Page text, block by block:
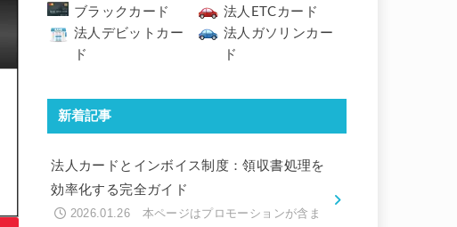
ブラックカード
法人ETCカード
法人デビットカー
ド
法人ガソリンカー
ド
新着記事
法人カードとインボイス制度：領収書処理を
効率化する完全ガイド
2026.01.26